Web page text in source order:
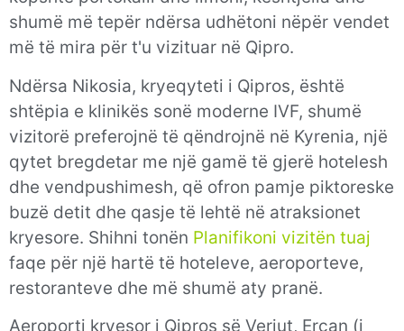
shumë më tepër ndërsa udhëtoni nëpër vendet
më të mira për t'u vizituar në Qipro.
Ndërsa Nikosia, kryeqyteti i Qipros, është
shtëpia e klinikës sonë moderne IVF, shumë
vizitorë preferojnë të qëndrojnë në Kyrenia, një
qytet bregdetar me një gamë të gjerë hotelesh
dhe vendpushimesh, që ofron pamje piktoreske
buzë detit dhe qasje të lehtë në atraksionet
kryesore. Shihni tonën Planifikoni vizitën tuaj
faqe për një hartë të hoteleve, aeroporteve,
restoranteve dhe më shumë aty pranë.
Aeroporti kryesor i Qipros së Veriut, Ercan (i